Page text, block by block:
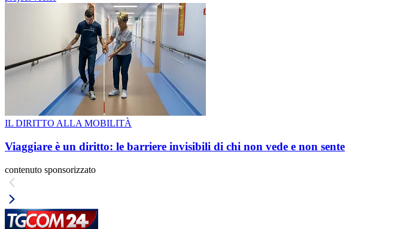
IL DIRITTO ALLA MOBILITÀ
Viaggiare è un diritto: le barriere invisibili di chi non vede e non sente
contenuto sponsorizzato